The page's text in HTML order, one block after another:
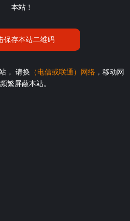
本站！
保存本站二维码
， 请换 （电信或联通）网络 ，移动网
繁屏蔽本站。